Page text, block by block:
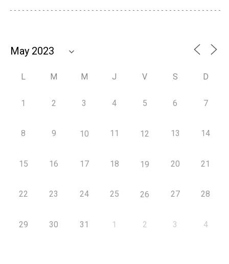
L M M J V S D
1 2 3 4 5 6 7
8 9 10 11 12 13 14
15 16 17 18 19 20 21
22 23 24 25 26 27 28
29 30 31 1 2 3 4